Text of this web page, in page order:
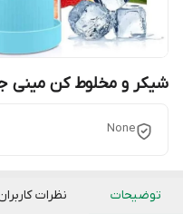
شیکر و مخلوط کن مینی
None
توضیحات نظرات